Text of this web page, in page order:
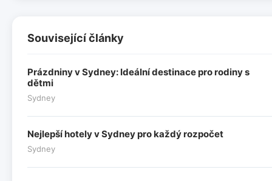
Související články
Prázdniny v Sydney: Ideální destinace pro rodiny s
dětmi
Sydney
Nejlepší hotely v Sydney pro každý rozpočet
Sydney